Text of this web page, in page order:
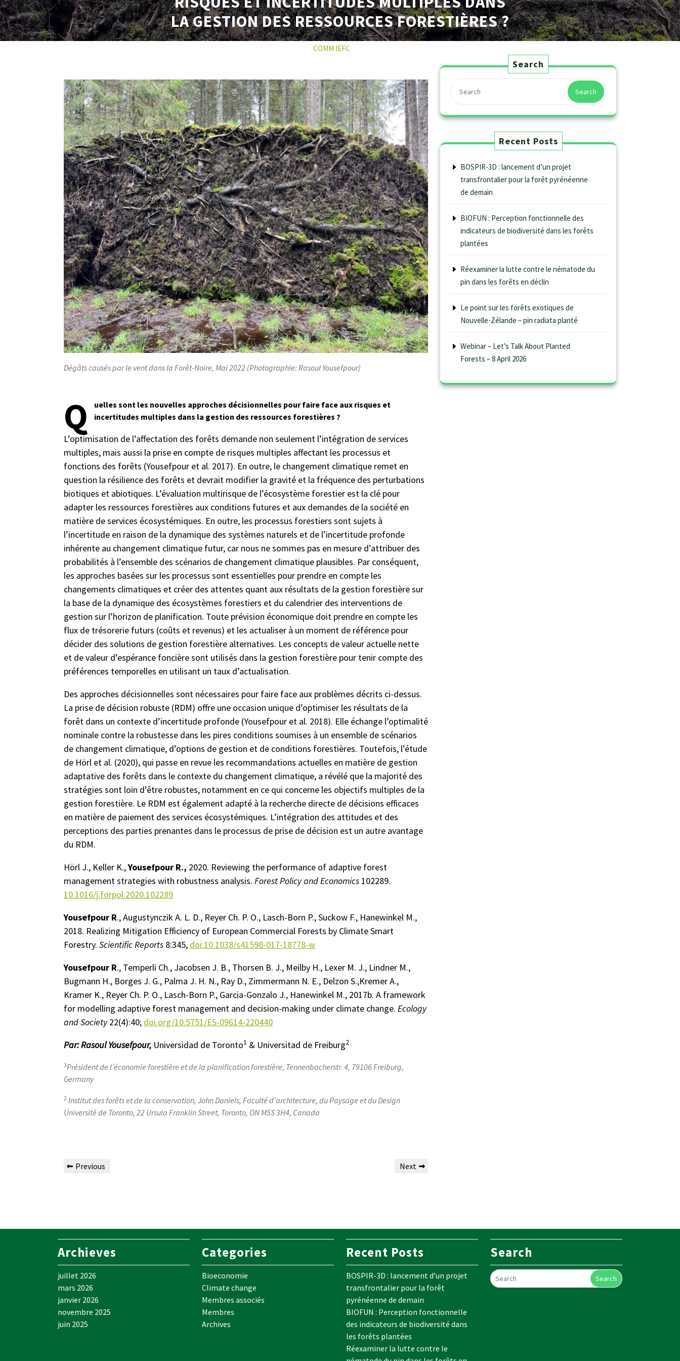
LA GESTION DES RESSOURCES FORESTIÈRES ?
COMM IEFC
Dégâts causés par le vent dans la Forêt-Noire, Mai 2022 (Photographie: Rasoul Yousefpour)
Q
uelles sont les nouvelles approches décisionnelles pour faire face aux risques et
incertitudes multiples dans la gestion des ressources forestières ?
L’optimisation de l’affectation des forêts demande non seulement l’intégration de services
multiples, mais aussi la prise en compte de risques multiples affectant les processus et
fonctions des forêts (Yousefpour et al. 2017). En outre, le changement climatique remet en
question la résilience des forêts et devrait modifier la gravité et la fréquence des perturbations
biotiques et abiotiques. L’évaluation multirisque de l’écosystème forestier est la clé pour
adapter les ressources forestières aux conditions futures et aux demandes de la société en
matière de services écosystémiques. En outre, les processus forestiers sont sujets à
l’incertitude en raison de la dynamique des systèmes naturels et de l’incertitude profonde
inhérente au changement climatique futur, car nous ne sommes pas en mesure d’attribuer des
probabilités à l’ensemble des scénarios de changement climatique plausibles. Par conséquent,
les approches basées sur les processus sont essentielles pour prendre en compte les
changements climatiques et créer des attentes quant aux résultats de la gestion forestière sur
la base de la dynamique des écosystèmes forestiers et du calendrier des interventions de
gestion sur l’horizon de planification. Toute prévision économique doit prendre en compte les
flux de trésorerie futurs (coûts et revenus) et les actualiser à un moment de référence pour
décider des solutions de gestion forestière alternatives. Les concepts de valeur actuelle nette
et de valeur d’espérance foncière sont utilisés dans la gestion forestière pour tenir compte des
préférences temporelles en utilisant un taux d’actualisation.
Des approches décisionnelles sont nécessaires pour faire face aux problèmes décrits ci-dessus.
La prise de décision robuste (RDM) offre une occasion unique d’optimiser les résultats de la
forêt dans un contexte d’incertitude profonde (Yousefpour et al. 2018). Elle échange l’optimalité
nominale contre la robustesse dans les pires conditions soumises à un ensemble de scénarios
de changement climatique, d’options de gestion et de conditions forestières. Toutefois, l’étude
de Hörl et al. (2020), qui passe en revue les recommandations actuelles en matière de gestion
adaptative des forêts dans le contexte du changement climatique, a révélé que la majorité des
stratégies sont loin d’être robustes, notamment en ce qui concerne les objectifs multiples de la
gestion forestière. Le RDM est également adapté à la recherche directe de décisions efficaces
en matière de paiement des services écosystémiques. L’intégration des attitudes et des
perceptions des parties prenantes dans le processus de prise de décision est un autre avantage
du RDM.
Hörl J., Keller K.,Yousefpour R., 2020. Reviewing the performance of adaptive forest
management strategies with robustness analysis. Forest Policy and Economics 102289.
10.1016/j.forpol.2020.102289
Yousefpour R., Augustynczik A. L. D., Reyer Ch. P. O., Lasch-Born P., Suckow F., Hanewinkel M.,
2018. Realizing Mitigation Efficiency of European Commercial Forests by Climate Smart
Forestry. Scientific Reports 8:345, doi:10.1038/s41598-017-18778-w
Yousefpour R., Temperli Ch., Jacobsen J. B., Thorsen B. J., Meilby H., Lexer M. J., Lindner M.,
Bugmann H., Borges J. G., Palma J. H. N., Ray D., Zimmermann N. E., Delzon S.,Kremer A.,
Kramer K., Reyer Ch. P. O., Lasch-Born P., Garcia-Gonzalo J., Hanewinkel M., 2017b. A framework
for modelling adaptive forest management and decision-making under climate change. Ecology
and Society22(4):40; doi.org/10.5751/ES-09614-220440
Par: Rasoul Yousefpour, Universidad de Toronto1 & Universitad de Freiburg2
1Président de l’économie forestière et de la planification forestière, Tennenbacherstr. 4, 79106 Freiburg,
Germany
2 Institut des forêts et de la conservation, John Daniels, Faculté d’architecture, du Paysage et du Design
Université de Toronto, 22 Ursula Franklin Street, Toronto, ON M5S 3H4, Canada
Previous Next
Search
Search
Recent Posts
BOSPIR-3D : lancement d’un projet
transfrontalier pour la forêt pyrénéenne
de demain
BIOFUN : Perception fonctionnelle des
indicateurs de biodiversité dans les forêts
plantées
Réexaminer la lutte contre le nématode du
pin dans les forêts en déclin
Le point sur les forêts exotiques de
Nouvelle-Zélande – pin radiata planté
Webinar – Let’s Talk About Planted
Forests – 8 April 2026
Archieves
juillet 2026
mars 2026
janvier 2026
novembre 2025
juin 2025
Categories
Bioeconomie
Climate change
Membres associés
Membres
Archives
Recent Posts
BOSPIR-3D : lancement d’un projet
transfrontalier pour la forêt
pyrénéenne de demain
BIOFUN : Perception fonctionnelle
des indicateurs de biodiversité dans
les forêts plantées
Réexaminer la lutte contre le
Search
Search